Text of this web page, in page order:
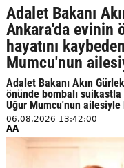
Adalet Bakanı
Ankara'da evinin
hayatını
Mumcu'nun
Adalet Bakanı Akın
önünde bombalı suikastla
Uğur Mumcu'nun
06.08.2026 13:42:00
AA